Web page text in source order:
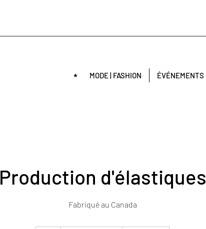
MODE | FASHION ÉVÉNEMENTS
​​★
Production d'élastiques
Fabriqué au Canada